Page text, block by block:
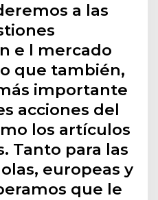
a las
e l mercado
que también,
importante
acciones del
los artículos
Tanto para las
europeas y
que le